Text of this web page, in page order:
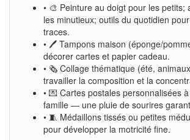
• 🎨 Peinture au doigt pour les petits;
les minutieux; outils du quotidien
traces.
• 🖊️ Tampons maison (éponge/
décorer cartes et papier cadeau.
• 🗞️ Collage thématique (été,
travailler la composition et la
• 💌 Cartes postales personnalisées
famille — une pluie de sourires
• 🧵 Médaillons tissés ou petites
pour développer la motricité fine.